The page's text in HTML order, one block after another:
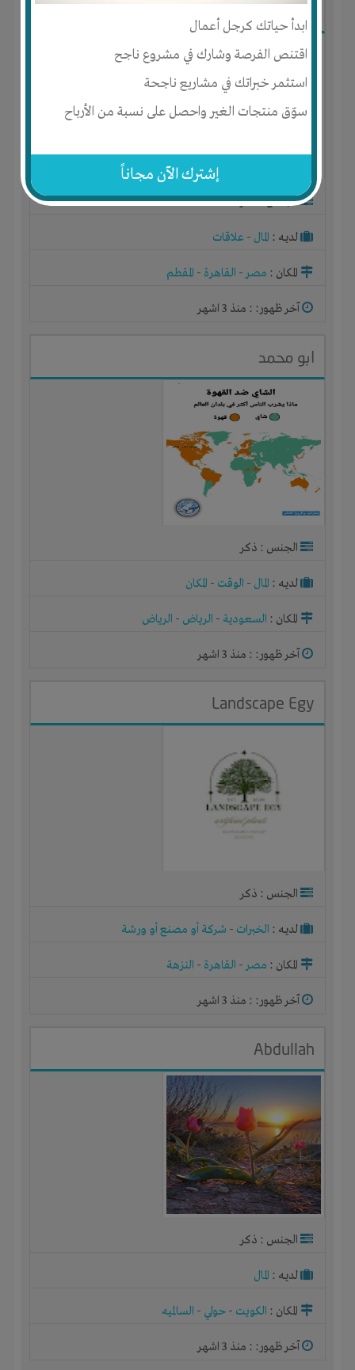
ابدأ حياتك كرجل أعمال
اقتنص الفرصة وشارك في مشروع ناجح
استثمر خبراتك في مشاريع ناجحة
سوّق منتجات الغير واحصل على نسبة من الأرباح
إشترك الآن مجاناً
Ibrahim Mostafa
الجنس : ذكر
لديـه : المال - علاقات
المكان : مصر- القاهرة - المقطم
آخر ظهور: : منذ 3 اشهر
ابو محمد
الجنس : ذكر
لديـه : المال - الوقت - المكان
المكان : السعودية - الرياض - الرياض
آخر ظهور: : منذ 3 اشهر
Landscape Egy
الجنس : ذكر
لديـه : الخبرات - شركة أو مصنع أو ورشة
المكان : مصر- القاهرة - النزهة
آخر ظهور: : منذ 3 اشهر
Abdullah
الجنس : ذكر
لديـه : المال
المكان : الكويت - حولي - السالميه
آخر ظهور: : منذ 3 اشهر